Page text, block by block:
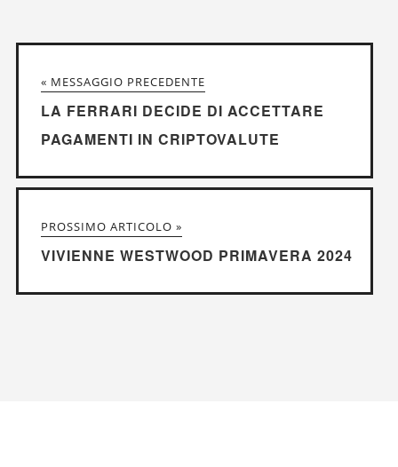
« MESSAGGIO PRECEDENTE
LA FERRARI DECIDE DI ACCETTARE
PAGAMENTI IN CRIPTOVALUTE
PROSSIMO ARTICOLO »
VIVIENNE WESTWOOD PRIMAVERA 2024